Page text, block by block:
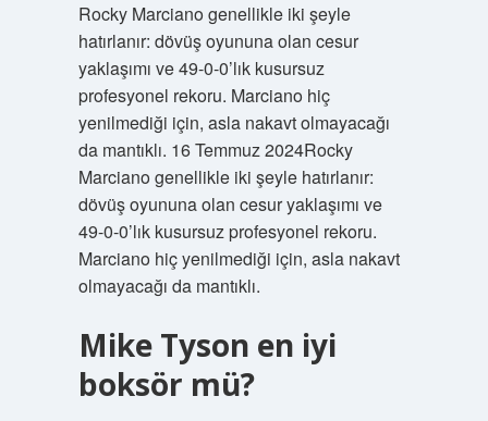
Rocky Marciano genellikle iki şeyle
hatırlanır: dövüş oyununa olan cesur
yaklaşımı ve 49-0-0’lık kusursuz
profesyonel rekoru. Marciano hiç
yenilmediği için, asla nakavt olmayacağı
da mantıklı. 16 Temmuz 2024Rocky
Marciano genellikle iki şeyle hatırlanır:
dövüş oyununa olan cesur yaklaşımı ve
49-0-0’lık kusursuz profesyonel rekoru.
Marciano hiç yenilmediği için, asla nakavt
olmayacağı da mantıklı.
Mike Tyson en iyi
boksör mü?